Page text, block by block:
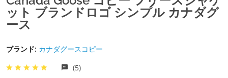
ット ブランドロゴ シンプル カナダグ
ース
ブランド: カナダグースコピー
(5)